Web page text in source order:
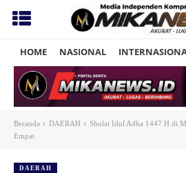
HOME NASIONAL
Beranda DAERAH
Sholat Idul Adha 1447 H di
Empat
DAERAH